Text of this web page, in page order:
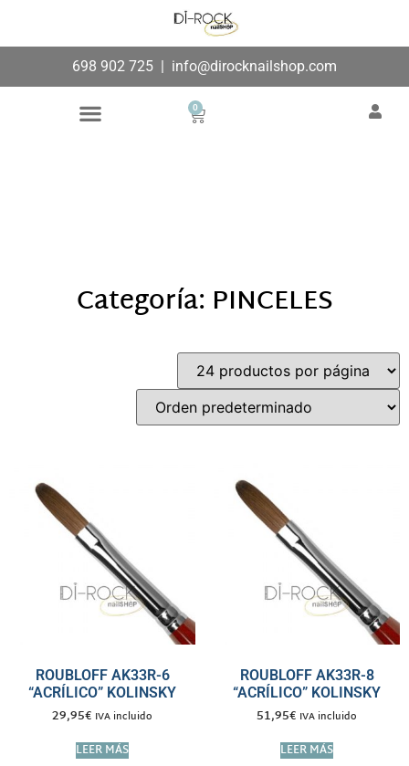
698 902 725 | info@dirocknailshop.com
0
Categoría: PINCELES
ROUBLOFF AK33R-6
“ACRÍLICO” KOLINSKY
29,95€ IVA incluido
LEER MÁS
ROUBLOFF AK33R-8
“ACRÍLICO” KOLINSKY
51,95€ IVA incluido
LEER MÁS